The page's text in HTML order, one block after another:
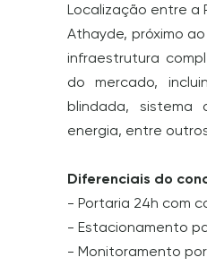
Localização entre a
Athayde, próximo
infraestrutura
do mercado,
blindada, sistema
energia, entre
Diferenciais do
- Portaria 24h com
- Estacionamento
- Monitoramento